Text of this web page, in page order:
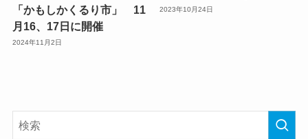
「かもしかくるり市」 11
月16、17日に開催
2024年11月2日
2023年10月24日